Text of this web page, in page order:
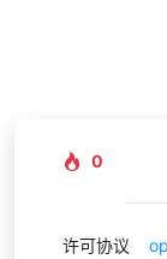
0
许可协议